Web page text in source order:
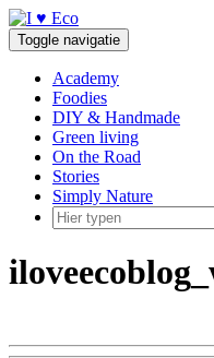
Doorgaan
naar
inhoud
Toggle navigatie
Academy
Foodies
DIY & Handmade
Green living
On the Road
Stories
Simply Nature